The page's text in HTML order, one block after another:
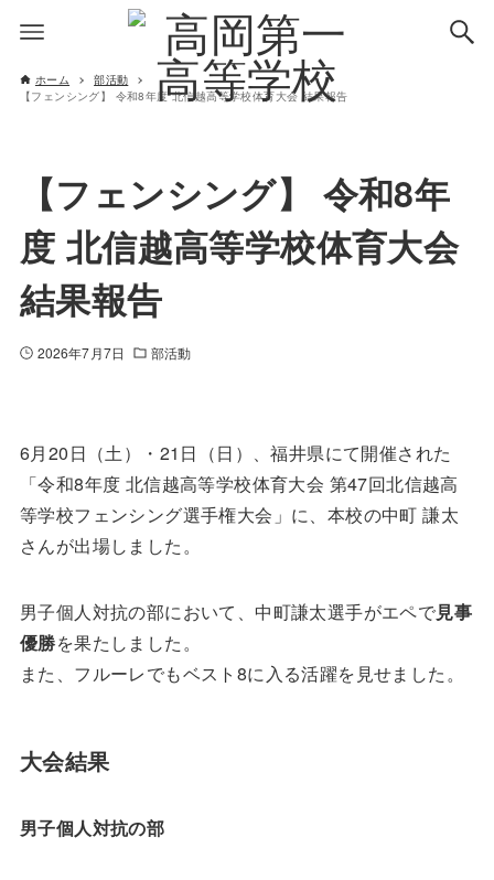
ホーム
部活動
【フェンシング】 令和8年度 北信越高等学校体育大会 結果報告
【フェンシング】 令和8年
度 北信越高等学校体育大会
結果報告
2026年7月7日 部活動
6月20日（土）・21日（日）、福井県にて開催された
「令和8年度 北信越高等学校体育大会 第47回北信越高
等学校フェンシング選手権大会」に、本校の中町 謙太
さんが出場しました。
男子個人対抗の部において、中町謙太選手がエペで見事
優勝を果たしました。
また、フルーレでもベスト8に入る活躍を見せました。
大会結果
男子個人対抗の部